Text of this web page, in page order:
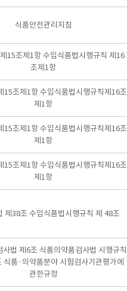
식품안전관리지침
15조제1항 수입식품법시행규칙 제16
조제1항
15조제1항 수입식품법시행규칙제16조
제1항
15조제1항 수입식품법시행규칙제16조
제1항
15조제1항 수입식품법시행규칙제16조
제1항
제38조 수입식품법시행규칙 제 48조
사법 제6조 식품의약품검사법 시행규칙
식품·의약품분야 시험검사기관평가에
관한규정